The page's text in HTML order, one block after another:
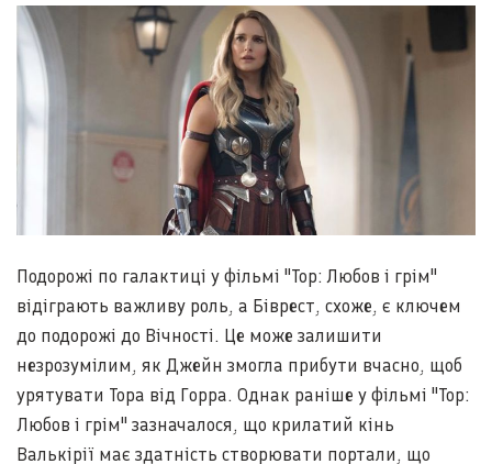
Подорожі по галактиці у фільмі "Тор: Любов і грім"
відіграють важливу роль, а Біврест, схоже, є ключем
до подорожі до Вічності. Це може залишити
незрозумілим, як Джейн змогла прибути вчасно, щоб
урятувати Тора від Горра. Однак раніше у фільмі "Тор:
Любов і грім" зазначалося, що крилатий кінь
Валькірії має здатність створювати портали, що